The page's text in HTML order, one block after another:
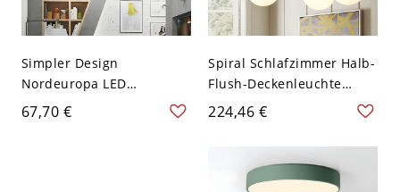
Simpler Design
Nordeuropa LED
Deckenlampe Sechseck
Metall Schirm 1-Licht
67,70 €
Spiral Schlafzimmer Halb-
Flush-Deckenleuchte
Milchglas 5 Lichter
Macaron Flush Mount
Kronleuchter in Grün
224,46 €